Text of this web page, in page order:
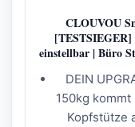
CLOUVOU
einstellbar | Büro
DEIN
150kg
Kopfstütze